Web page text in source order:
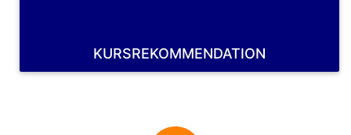
KURSREKOMMENDATION